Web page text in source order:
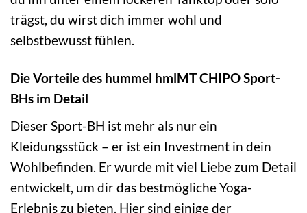
trägst, du wirst dich immer wohl und
selbstbewusst fühlen.
Die Vorteile des hummel hmlMT CHIPO Sport-
BHs im Detail
Dieser Sport-BH ist mehr als nur ein
Kleidungsstück – er ist ein Investment in dein
Wohlbefinden. Er wurde mit viel Liebe zum Detail
entwickelt, um dir das bestmögliche Yoga-
Erlebnis zu bieten. Hier sind einige der